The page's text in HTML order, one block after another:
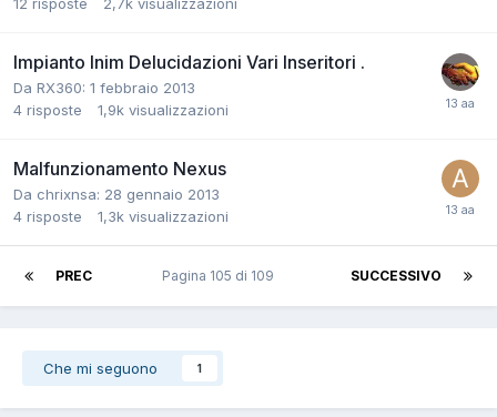
Impianto Inim Delucidazioni Vari Inseritori .
Da RX360: 1 febbraio 2013
4 risposte 1,9k visualizzazioni
Malfunzionamento Nexus
Da chrixnsa: 28 gennaio 2013
4 risposte 1,3k visualizzazioni
PREC SUCCESSIVO
Pagina 105 di 109
Che mi seguono 1